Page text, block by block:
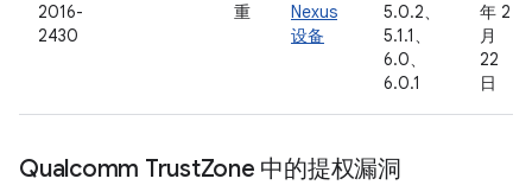
2016-
2430
重
Nexus
设备
5.0.2、
5.1.1、
6.0、
6.0.1
年 2
月
22
日
Qualcomm TrustZone 中的提权漏洞